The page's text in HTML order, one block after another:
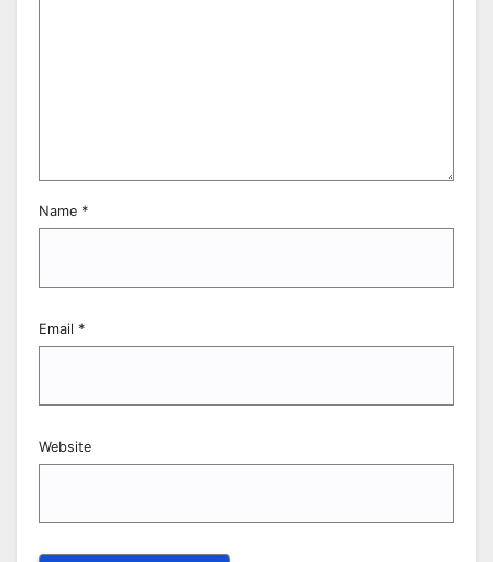
Name *
Email *
Website